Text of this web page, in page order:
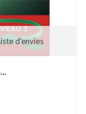
d'envies